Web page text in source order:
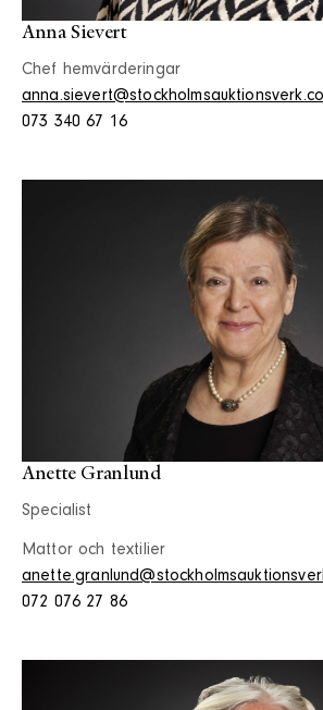
Anna Sievert
Chef hemvärderingar
073 340 67 16
Anette Granlund
Specialist
Mattor och textilier
072 076 27 86